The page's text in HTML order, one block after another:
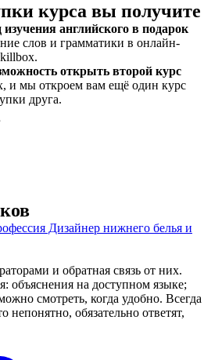
курса вы получите
изучения английского в подарок
слов и грамматики в онлайн-
открыть второй курс
и мы откроем вам ещё один курс
друга.
Дизайнер нижнего белья и
и обратная связь от них.
объяснения на доступном языке;
смотреть, когда удобно. Всегда
непонятно, обязательно ответят,